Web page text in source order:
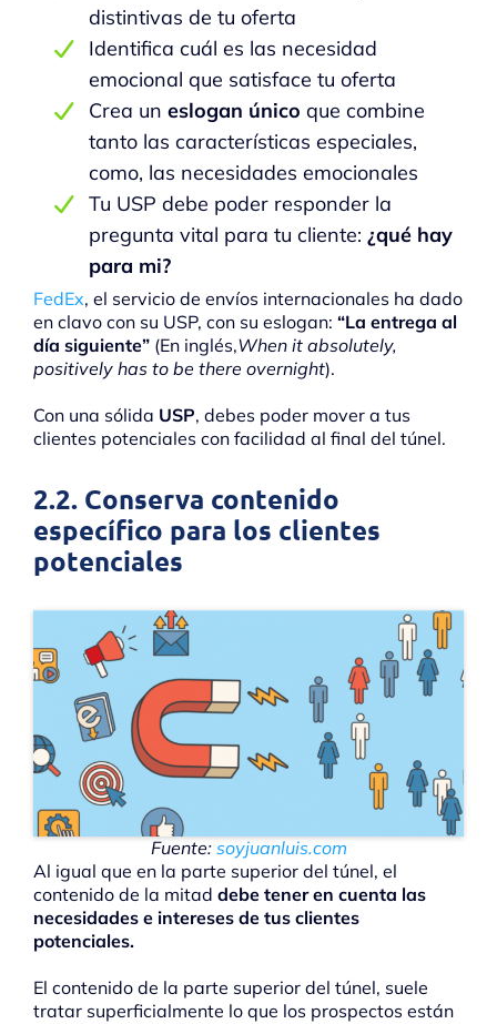
distintivas de tu oferta
Identifica cuál es las necesidad
emocional que satisface tu oferta
Crea un eslogan único que combine
tanto las características especiales,
como, las necesidades emocionales
Tu USP debe poder responder la
pregunta vital para tu cliente: ¿qué hay
para mi?
FedEx, el servicio de envíos internacionales ha dado
en clavo con su USP, con su eslogan: “La entrega al
día siguiente” (En inglés,When it absolutely,
positively has to be there overnight).
Con una sólida USP, debes poder mover a tus
clientes potenciales con facilidad al final del túnel.
2.2. Conserva contenido
específico para los clientes
potenciales
Fuente:soyjuanluis.com
Al igual que en la parte superior del túnel, el
contenido de la mitad debe tener en cuenta las
necesidades e intereses de tus clientes
potenciales.
El contenido de la parte superior del túnel, suele
tratar superficialmente lo que los prospectos están